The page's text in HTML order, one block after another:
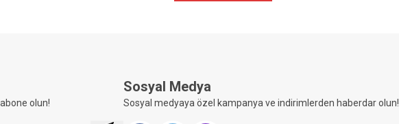
olun!
Sosyal Medya
Sosyal medyaya özel kampanya ve indirimlerden haberdar olun!